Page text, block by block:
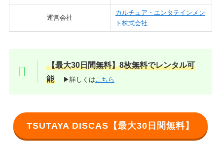
運営会社
カルチュア・エンタテインメン
ト株式会社
【最大30日間無料】8枚無料でレンタル可
能
▶詳しくはこちら
TSUTAYA DISCAS【最大30日間無料】